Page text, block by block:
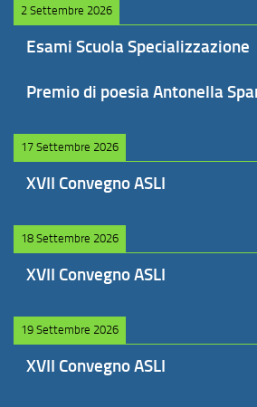
2 Settembre 2026
Esami Scuola Specializzazione
Premio di poesia Antonella
17 Settembre 2026
XVII Convegno ASLI
18 Settembre 2026
XVII Convegno ASLI
19 Settembre 2026
XVII Convegno ASLI